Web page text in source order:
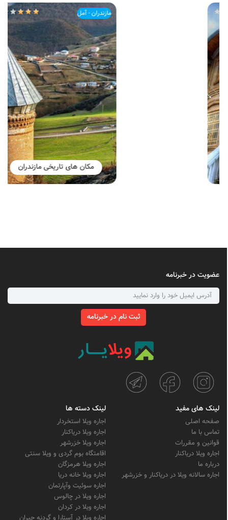
مکان های تاریخی مازندران
عضویت در خبرنامه
ثبت نام در خبرنامه
لینک های مفید
صفحه اصلی
تماس با ما
قوانین و مقررات
اجاره ویلا دریاکنار
درباره ما
اجاره سالانه ویلا در دریاکنار و خزرشهر
لینک دسته ها
اجاره ویلا استخردار
اجاره ویلا دریاکنار
اجاره ویلا خزرشهر
اقامتگاه بوم گردی و ویلا سنتی
اجاره ویلا هرمزگان
اجاره ویلا خانه دریا
اجاره سوئیت وآپارتمان
اجاره ویلا در چالوس
اجاره ویلا در کردان
اجاره ویلا در آستارا و گردنه حیران